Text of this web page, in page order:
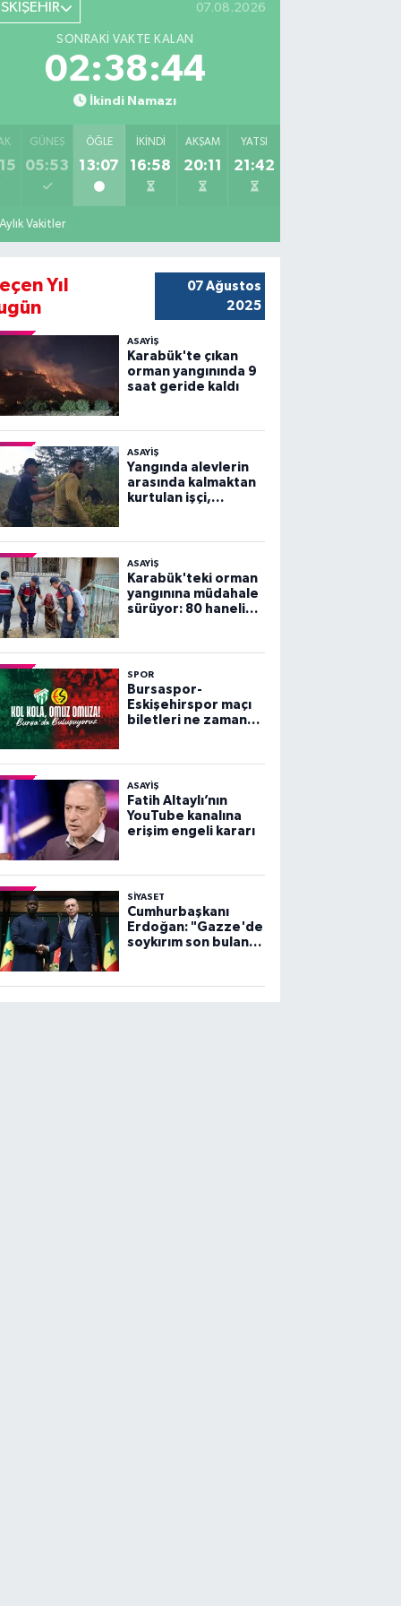
07.08.2026
SONRAKI VAKTE KALAN
02:38:43
İkindi Namazı
GÜNEŞ
05:53
ÖĞLE
13:07
İKINDI
16:58
AKŞAM
20:11
YATSI
21:42
Aylık Vakitler
Yıl
07 Ağustos
2025
ASAYİŞ
Karabük'te çıkan
orman yangınında 9
saat geride kaldı
ASAYİŞ
Yangında alevlerin
arasında kalmaktan
kurtulan işçi,
panik yaşadı
ASAYİŞ
Karabük'teki orman
yangınına müdahale
sürüyor: 80 haneli
SPOR
Bursaspor-
Eskişehirspor maçı
biletleri ne zaman
ASAYİŞ
Fatih Altaylı’nın
YouTube kanalına
erişim engeli kararı
SİYASET
Cumhurbaşkanı
Erdoğan: "Gazze'de
soykırım son bulana